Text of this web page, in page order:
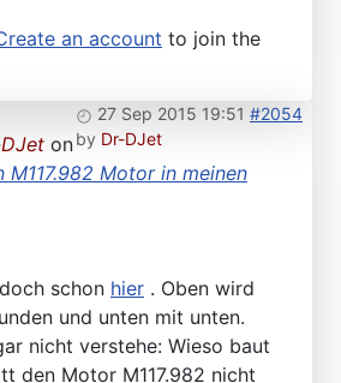
an account to join the
27 Sep 2015 19:51 #2054
by Dr-DJet
on
M117.982 Motor in meinen
schon hier . Oben wird
und unten mit unten.
nicht verstehe: Wieso baut
den Motor M117.982 nicht